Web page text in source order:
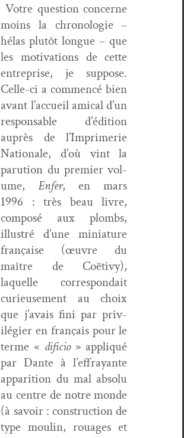
Votre ques­tion con­cerne
moins la chronolo­gie –
hélas plutôt longue – que
les moti­va­tions de cette
entre­prise, je sup­pose.
Celle-ci a com­mencé bien
avant l’accueil ami­cal d’un
respon­s­able d’édition
auprès de l’Imprimerie
Nationale, d’où vint la
paru­tion du pre­mier vol­
ume,Enfer, en mars
1996 : très beau livre,
com­posé aux plombs,
illus­tré d’une minia­ture
française (œuvre du
maître de Coë­tivy),
laque­lle cor­re­spondait
curieuse­ment au choix
que j’avais fini par priv­
ilégi­er en français pour le
terme « difi­cio » appliqué
par Dante à l’effrayante
appari­tion du mal absolu
au cen­tre de notre monde
(à savoir : con­struc­tion de
type moulin, rouages et